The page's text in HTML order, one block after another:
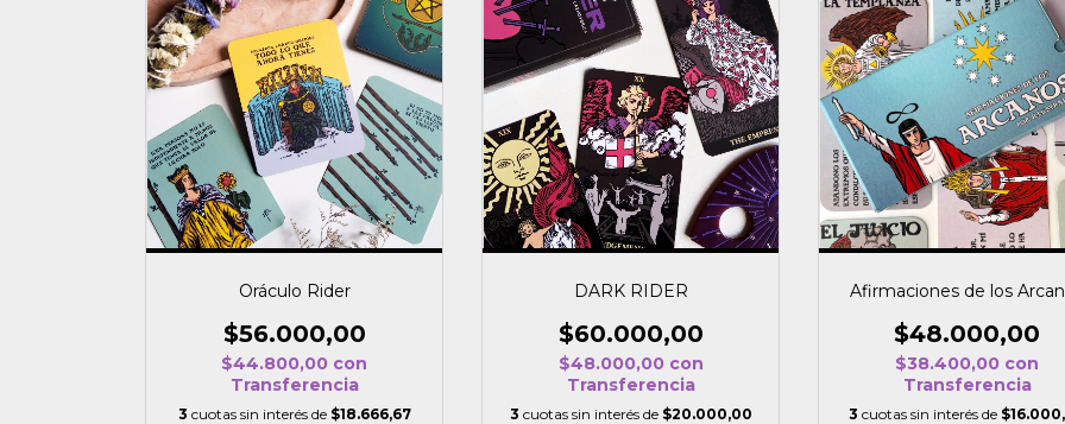
Oráculo Rider
$56.000,00
$44.800,00 con
Transferencia
3 cuotas sin interés de $18.666,67
DARK RIDER
$60.000,00
$48.000,00 con
Transferencia
3 cuotas sin interés de $20.000,00
Afirmaciones de los
$48.000,00
$38.400,00 con
Transferencia
3 cuotas sin interés de